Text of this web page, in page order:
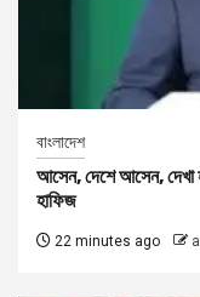
বাংলাদেশ
আসেন, দেশে আসেন, দেখা
হাফিজ
22 minutes ago